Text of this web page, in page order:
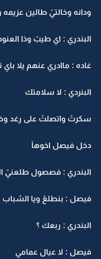
ودانه وخالتيً طالين
البندري : اي طيبً وذا
غاده : ماادري عنهم يلا
البنردي : لا سلامتك
سكرتً واتصلتً على رغد
دخل فيصل اخوهآ
البندري : فصصول طلعنيً
فيصل : بنطلعً ويا الشباب
البندري : ربعك ؟
فيصل : لا عيال عمامي